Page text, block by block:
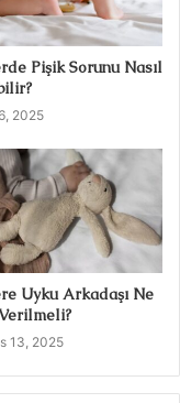
Pişik Sorunu Nasıl
2025
Uyku Arkadaşı Ne
13, 2025